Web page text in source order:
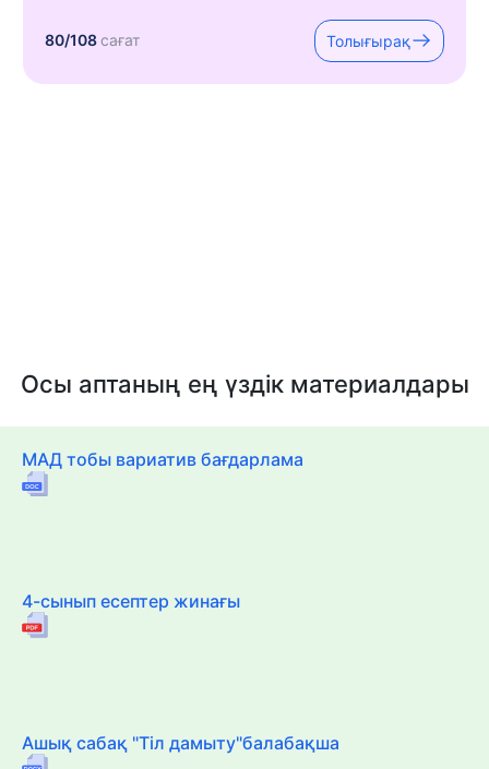
80/108сағат Толығырақ
Осы аптаның ең үздік материалдары
МАД тобы вариатив бағдарлама
4-сынып есептер жинағы
Ашық сабақ "Тіл дамыту"балабақша